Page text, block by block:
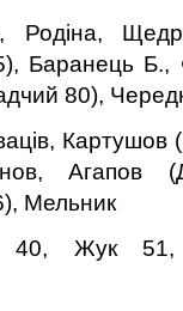
Родіна,
Баранець Б.,
80),
Агапов
Мельник
40, Жук 51,